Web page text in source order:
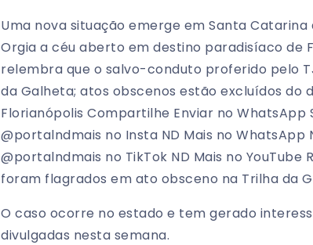
Uma nova situação emerge em Santa
Orgia a céu aberto em destino paradisíaco de
relembra que o salvo-conduto proferido pelo
da Galheta; atos obscenos estão excluídos do
Florianópolis Compartilhe Enviar no WhatsApp
@portalndmais no Insta ND Mais no WhatsApp
@portalndmais no TikTok ND Mais no
foram flagrados em ato obsceno na Trilha da
O caso ocorre no estado e tem gerado
divulgadas nesta semana.